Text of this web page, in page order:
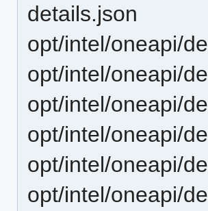
details.json
opt/intel/oneapi/
opt/intel/oneapi/
opt/intel/oneapi/
opt/intel/oneapi/
opt/intel/oneapi/
opt/intel/oneapi/